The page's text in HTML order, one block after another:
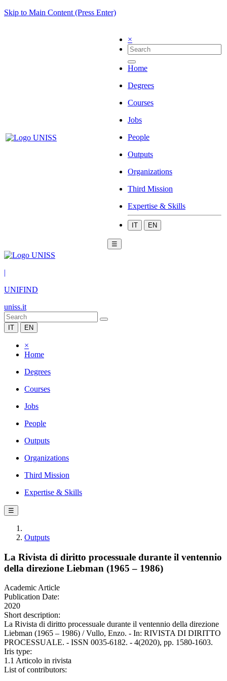
Skip to Main Content (Press Enter)
×
Home
Degrees
Courses
Jobs
People
Outputs
Organizations
Third Mission
Expertise & Skills
IT EN
☰
|
UNIFIND
uniss.it
IT EN
×
Home
Degrees
Courses
Jobs
People
Outputs
Organizations
Third Mission
Expertise & Skills
☰
Outputs
La Rivista di diritto processuale durante il ventennio
della direzione Liebman (1965 – 1986)
Academic Article
Publication Date:
2020
Short description:
La Rivista di diritto processuale durante il ventennio della direzione
Liebman (1965 – 1986) / Vullo, Enzo. - In: RIVISTA DI DIRITTO
PROCESSUALE. - ISSN 0035-6182. - 4(2020), pp. 1580-1603.
Iris type:
1.1 Articolo in rivista
List of contributors: